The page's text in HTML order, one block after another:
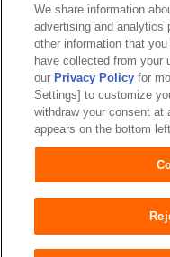
ダイレクトショップ
商品取扱い店舗検索
お問い合わせ サイ
プライバシーポ
We share information
advertising and analytics
other information that
have collected from your
our Privacy Policy for
Settings] to customize
withdraw your consent at
appears on the bottom